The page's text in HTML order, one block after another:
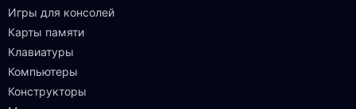
Игры для консолей
Карты памяти
Клавиатуры
Компьютеры
Конструкторы